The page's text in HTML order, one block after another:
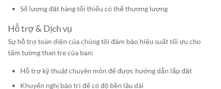
Số lượng đặt hàng tối thiểu có thể thương lượng
Hỗ trợ & Dịch vụ
Sự hỗ trợ toàn diện của chúng tôi đảm bảo hiệu suất tối ưu cho
tấm tường than tre của bạn:
Hỗ trợ kỹ thuật chuyên môn để được hướng dẫn lắp đặt
Khuyến nghị bảo trì để có độ bền lâu dài